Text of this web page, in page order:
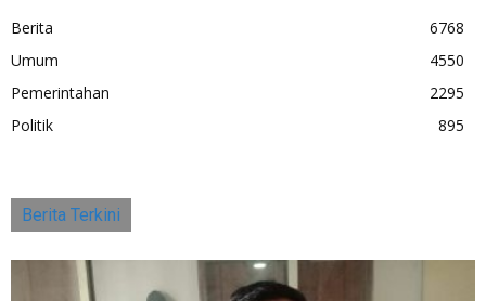
Berita
6768
Umum
4550
Pemerintahan
2295
Politik
895
Berita Terkini